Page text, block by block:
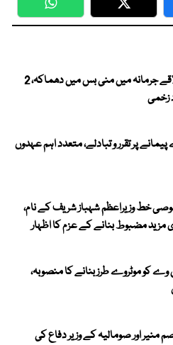
WhatsApp Twitter
دمشق کے نواحی علاقے جرمانہ میں منی بس میں دھماکہ، 2
زخمی
پر تقرر و تبادلے، متعدد اہم عہدوں
خط وزیراعظم شہباز شریف کے نام،
مزید مضبوط بنانے کے عزم کا اظہار
وے کو موٹروے طرز بنانے کا منصوبہ،
منیر اور صومالیہ کے وزیر دفاع کی